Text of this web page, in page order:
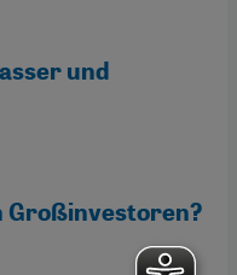
und
Großinvestoren?